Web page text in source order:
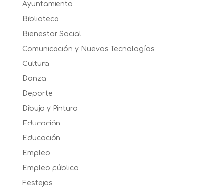
Ayuntamiento
Biblioteca
Bienestar Social
Comunicación y Nuevas Tecnologías
Cultura
Danza
Deporte
Dibujo y Pintura
Educación
Educación
Empleo
Empleo público
Festejos